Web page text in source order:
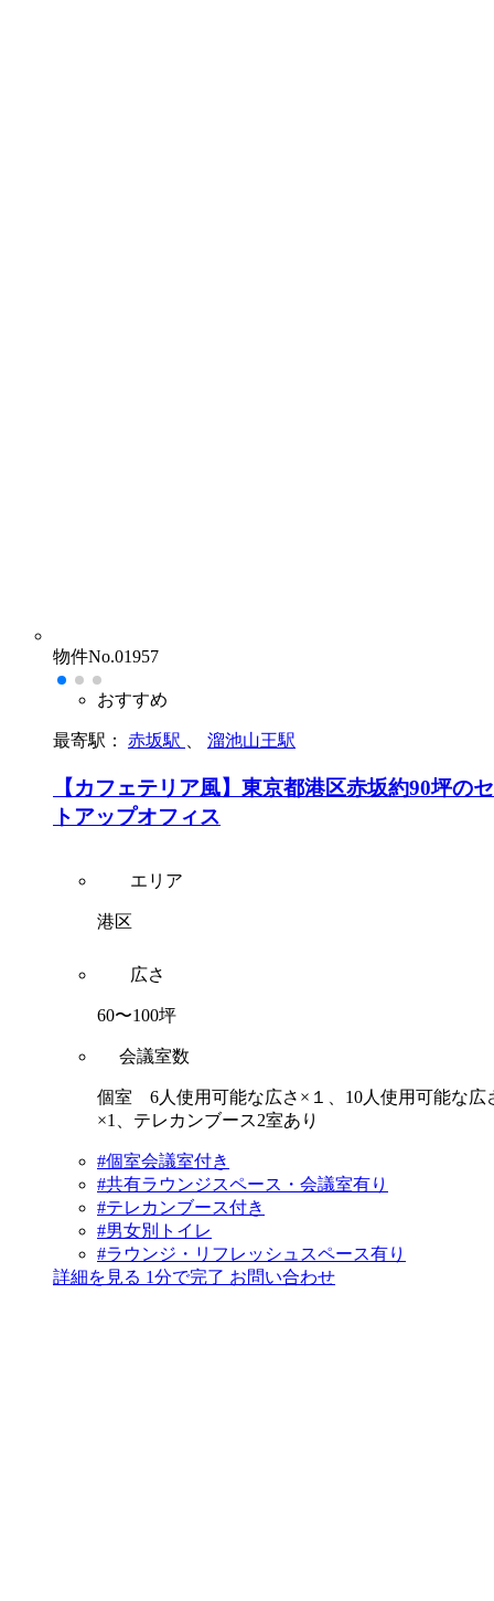
物件No.01957
おすすめ
最寄駅： 赤坂駅 溜池山王駅
【カフェテリア風】東京都港区赤坂約90坪の
トアップオフィス
エリア
港区
広さ
60〜100坪
会議室数
個室 6人使用可能な広さ×１、10人使用可能な広
×1、テレカンブース2室あり
#個室会議室付き
#共有ラウンジスペース・会議室有り
#テレカンブース付き
#男女別トイレ
#ラウンジ・リフレッシュスペース有り
詳細を見る 1分で完了 お問い合わせ